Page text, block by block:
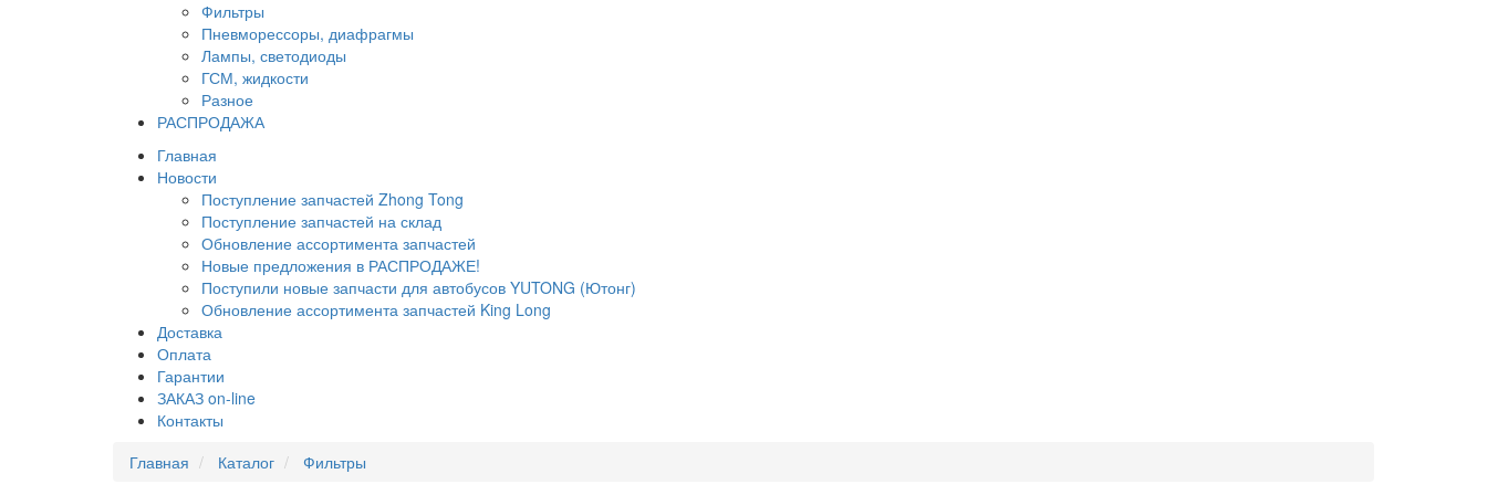
Фильтры
Пневморессоры, диафрагмы
Лампы, светодиоды
ГСМ, жидкости
Разное
РАСПРОДАЖА
Главная
Новости
Поступление запчастей Zhong Tong
Поступление запчастей на склад
Обновление ассортимента запчастей
Новые предложения в РАСПРОДАЖЕ!
Поступили новые запчасти для автобусов YUTONG (Ютонг)
Обновление ассортимента запчастей King Long
Доставка
Оплата
Гарантии
ЗАКАЗ on-line
Контакты
Главная
Каталог Фильтры